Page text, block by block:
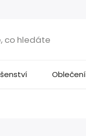
Oblečení